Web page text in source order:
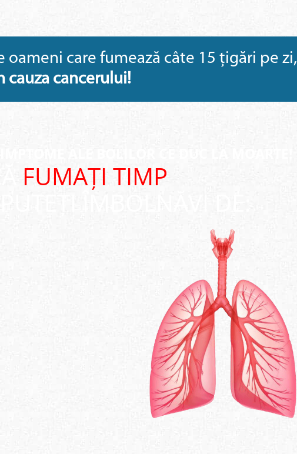
oameni care fumează câte 15 țigări pe zi,
cauza cancerului!
FUMAȚI TIMP